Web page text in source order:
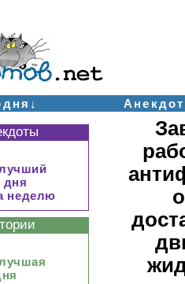
дня
неделю